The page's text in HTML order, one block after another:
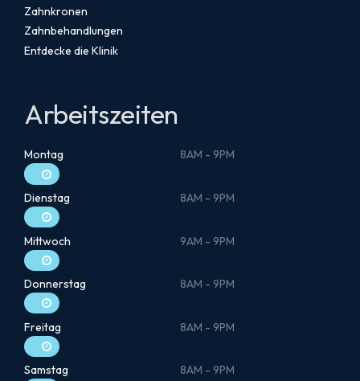
Zahnkronen
Zahnbehandlungen
Entdecke die Klinik
Arbeitszeiten
Montag 8AM - 9PM
Dienstag 8AM - 9PM
Mittwoch 9AM - 9PM
Donnerstag 8AM - 9PM
Freitag 8AM - 9PM
Samstag 8AM - 9PM